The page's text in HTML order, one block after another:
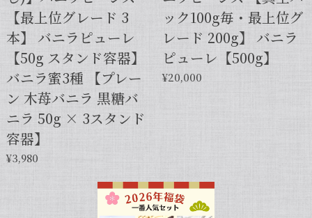
2025/01/05
発送が早くて助かりました。 バニラの香りも良かっ
たので、次回の発注します。
この度は当店をご利用いただきまして、
誠にありがとうございます！こちらこそ
るブルボン種バニラもお試しくださいま
せ。今後とも当店を何卒よろしくお願い
申し上げます。
【最上位グレード 3
本】 バニラピューレ
【50g スタンド容器】
バニラ蜜3種 【プレー
ン 木苺バニラ 黒糖バ
ニラ 50g × 3スタンド
容器】
¥3,980
ック100g毎・最上位グ
レード 200g】 バニラ
ピューレ【500g】
¥20,000